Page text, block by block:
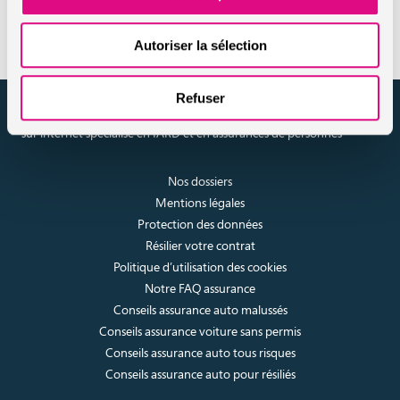
Autoriser la sélection
Refuser
comme factures, photos ou bons de garantie.
sur internet spécialisé en IARD et en assurances de personnes
Nos dossiers
Mentions légales
Protection des données
Résilier votre contrat
Politique d’utilisation des cookies
Notre FAQ assurance
Conseils assurance auto malussés
Conseils assurance voiture sans permis
Conseils assurance auto tous risques
Conseils assurance auto pour résiliés